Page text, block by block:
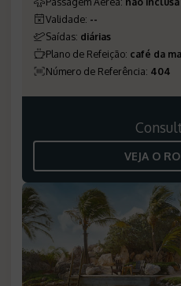
Validade: --
Saídas: diárias
Plano de Refeição: café da
Número de Referência: 404
VEJA O